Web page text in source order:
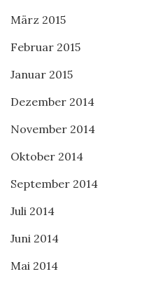
März 2015
Februar 2015
Januar 2015
Dezember 2014
November 2014
Oktober 2014
September 2014
Juli 2014
Juni 2014
Mai 2014